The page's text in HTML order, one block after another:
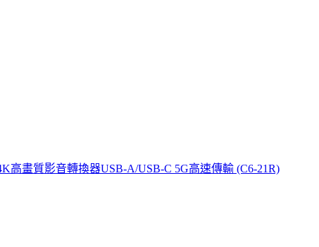
高畫質影音轉換器USB-A/USB-C 5G高速傳輸 (C6-21R)